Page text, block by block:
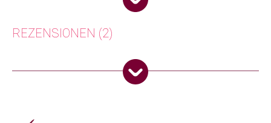
Die Düfte des Waldes umzingeln die Nase und füllen sie mit Erinnerungen
echten, taufrischen Natur. Eignet sich hervorragend auch als Duschseife.
Handgefertigt und Kaltverseifung in einer kleinen Manufaktur in Arosa.
Weitere Produkte shoppen, die diesem Changemaker Kriterium
REZENSIONEN (2)
(Verifizierter Käufer)